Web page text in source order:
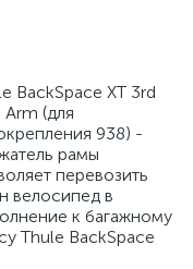
BackSpace XT 3rd
Arm (для
938) -
рамы
перевозить
велосипед в
к багажному
Thule BackSpace